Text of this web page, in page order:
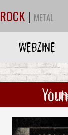
ROCK | METAL
WEBZINE